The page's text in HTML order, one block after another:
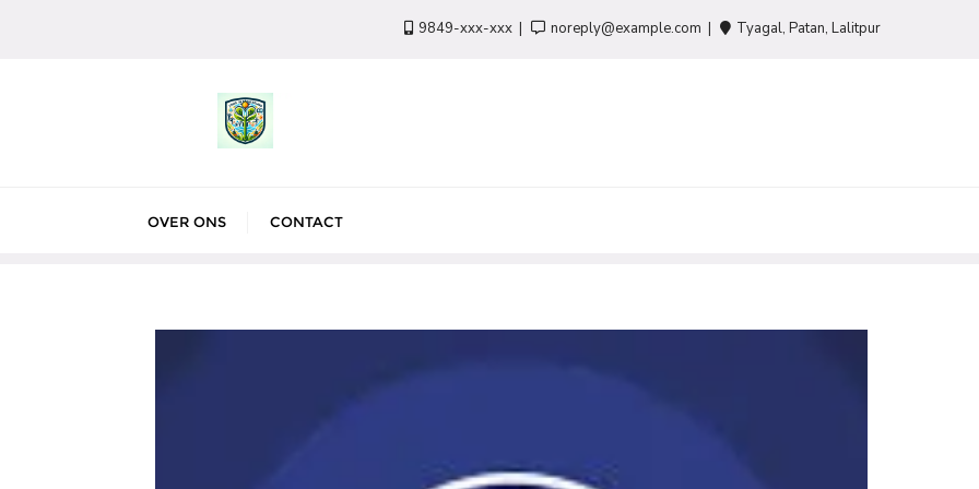
9849-xxx-xxx noreply@example.com Tyagal, Patan, Lalitpur
OVER ONS CONTACT